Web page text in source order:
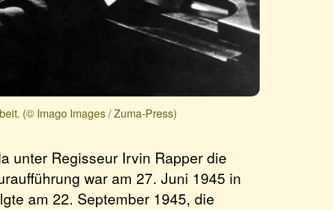
(© Imago Images / Zuma-Press)
unter Regisseur Irvin Rapper die
war am 27. Juni 1945 in
am 22. September 1945, die